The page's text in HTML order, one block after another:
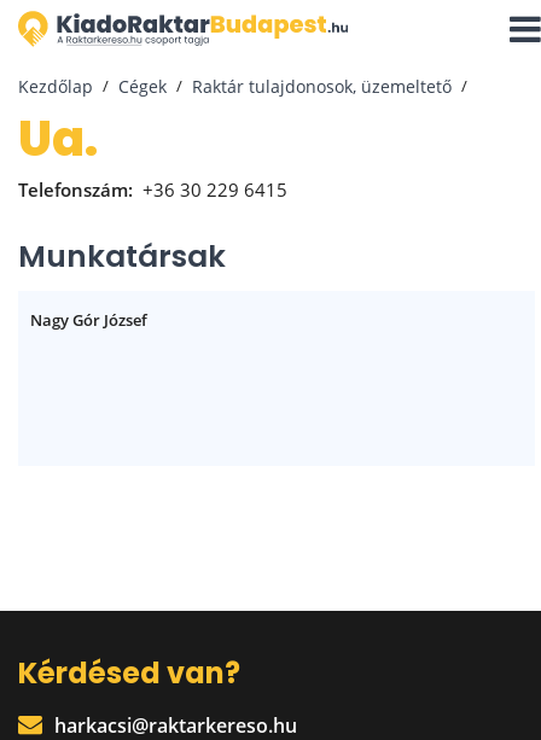
Kezdőlap Cégek Raktár tulajdonosok, üzemeltető
ua.
Telefonszám: +36 30 229 6415
Munkatársak
Nagy Gór József
Kérdésed van?
harkacsi@raktarkereso.hu